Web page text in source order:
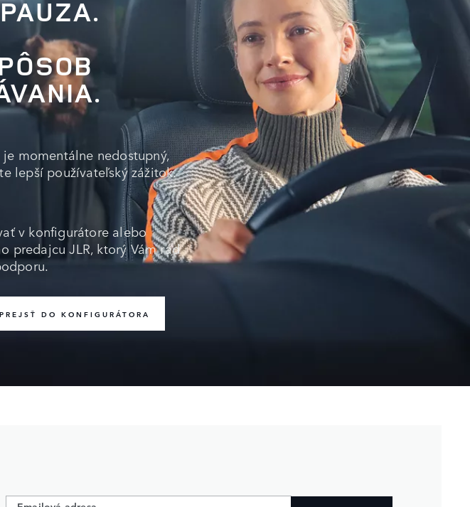
momentálne nedostupný,
lepší používateľský zážitok.
v konfigurátore alebo
predajcu JLR, ktorý Vám rád
PREJSŤ DO KONFIGURÁTORA